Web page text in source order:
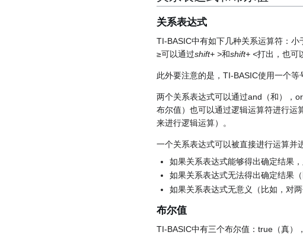
关系表达式
TI-BASIC中有如下几种关系运算符：
≥可以通过shift+ >和shift+ <打出，也可
此外要注意的是，TI-BASIC使用一个等
两个关系表达式可以通过and（和），
布尔值）也可以通过逻辑运算符进行运
来进行逻辑运算）。
一个关系表达式可以被直接进行运算并
如果关系表达式能够得出确定结果
如果关系表达式无法得出确定结果
如果关系表达式无意义（比如，对
布尔值
TI-BASIC中有三个布尔值：true（真）